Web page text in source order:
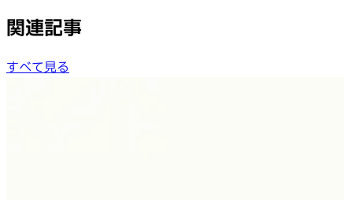
関連記事
すべて見る